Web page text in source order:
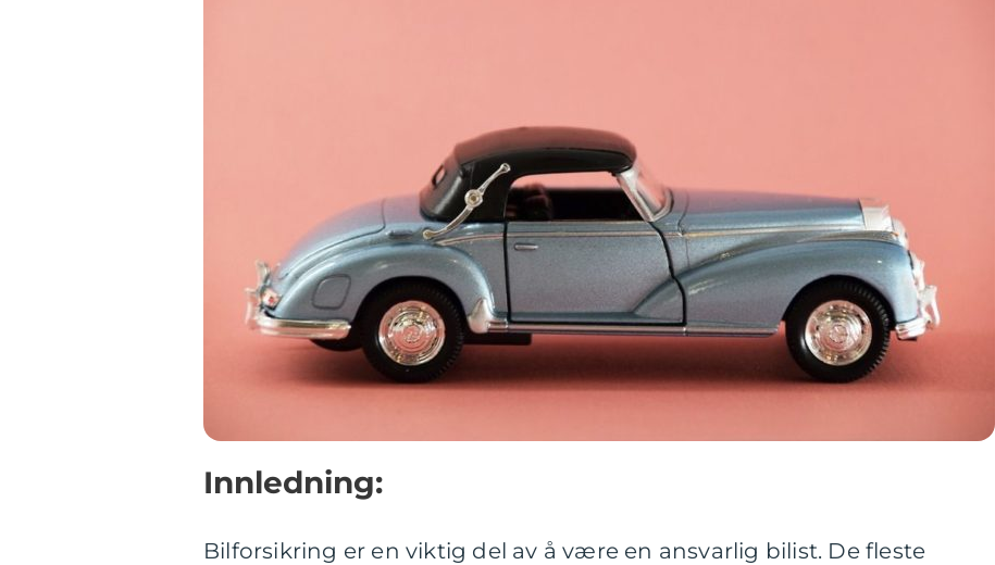
Innledning:
Bilforsikring er en viktig del av å være en ansvarlig bilist. De fleste